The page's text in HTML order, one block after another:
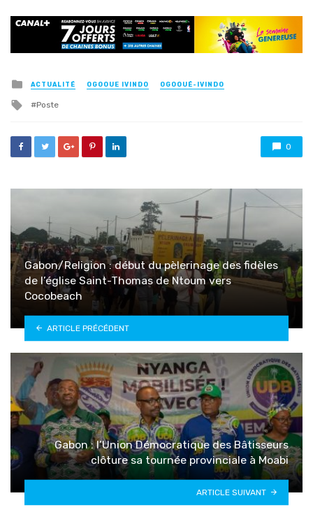
Posted
in
ACTUALITÉ OGOOUE IVINDO OGOOUÉ-IVINDO
Tagged
Poste
0
Gabon/Religion : début du pèlerinage des fidèles
de l’église Saint-Thomas de Ntoum vers
Cocobeach
ARTICLE PRÉCÉDENT
Gabon : l’Union Démocratique des Bâtisseurs
clôture sa tournée provinciale à Moabi
ARTICLE SUIVANT